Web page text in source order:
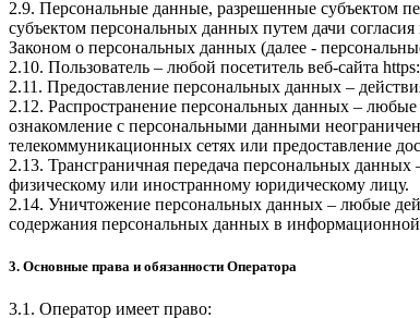
2.9. Персональные данные, разрешенные субъектом
субъектом персональных данных путем дачи
Законом о персональных данных (далее -
2.10. Пользователь – любой посетитель веб-сайта
2.11. Предоставление персональных данных –
2.12. Распространение персональных данных –
ознакомление с персональными данными
телекоммуникационных сетях или предоставление
2.13. Трансграничная передача персональных
физическому или иностранному юридическому лицу.
2.14. Уничтожение персональных данных – любые
содержания персональных данных в
3. Основные права и обязанности Оператора
3.1. Оператор имеет право: